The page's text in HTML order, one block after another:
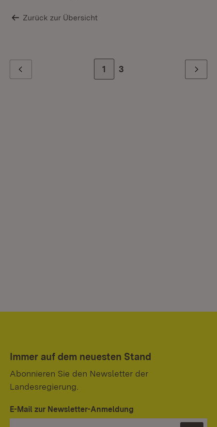
Zurück zur Übersicht
Zur Seite
1 Zur letzten Seite
3 Weiter
Immer auf dem neuesten Stand
Abonnieren Sie den Newsletter der
Landesregierung.
E-Mail zur Newsletter-Anmeldung